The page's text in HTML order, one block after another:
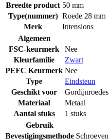
Breedte product 50 mm
Type(nummer) Roede 28 mm
Merk
Intensions
Algemeen
FSC-keurmerk
Nee
Kleurfamilie
Zwart
PEFC Keurmerk Nee
Type
Eindsteun
Geschikt voor
Gordijnroedes
Materiaal
Metaal
Aantal stuks
1 stuks
Gebruik
Bevestigingsmethode Schroeven